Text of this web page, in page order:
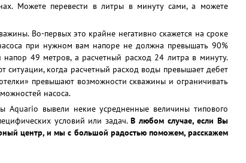
Можете перевести в литры в минуту сами, а можете
Во-первых это крайне негативно скажется на сроке
при нужном вам напоре не должна превышать 90%
49 метров, а расчетный расход 24 литра в минуту.
когда расчетный расход воды превышает дебет
превышают возможности скважины и ограничивать
насоса.
Aquario вывели некие усредненные величины типового
условий или задач.В любом случае, если Вы
центр, и мы с большой радостью поможем, расскажем